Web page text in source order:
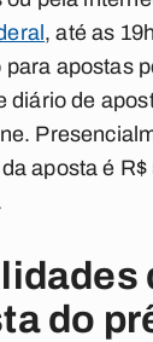
, até as
para apostas
diário de
aposta é
do